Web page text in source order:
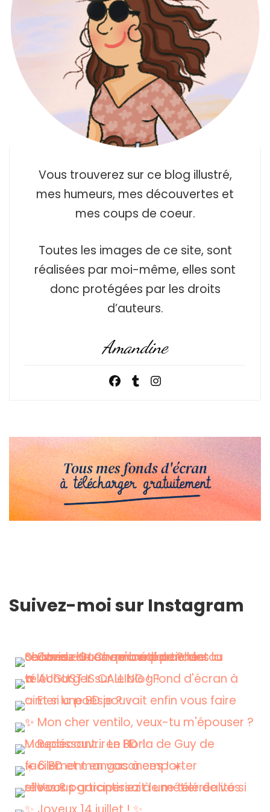
Vous trouverez sur ce blog illustré,
mes humeurs, mes découvertes et
mes coups de coeur.
Toutes les images de ce site, sont
réalisées par moi-même, elles sont
donc protégées par les droits
d’auteurs.
Amandine
Suivez-moi sur Instagram